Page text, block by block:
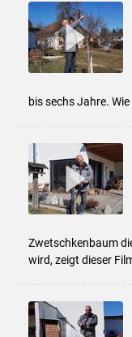
bis sechs Jahre.
Zwetschkenbaum
wird, zeigt dieser